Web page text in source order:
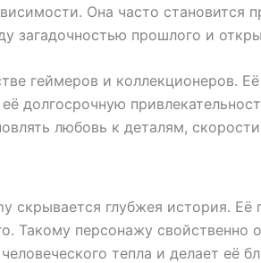
Она часто становится
загадочностью прошлого и
геймеров и коллекционеров.
долгосрочную
любовь к деталям,
глубжея история.
Такому персонажу
тепла и делает её